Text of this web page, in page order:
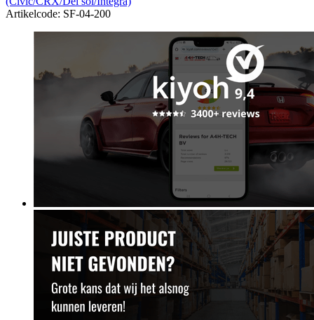
Artikelcode: SF-04-200